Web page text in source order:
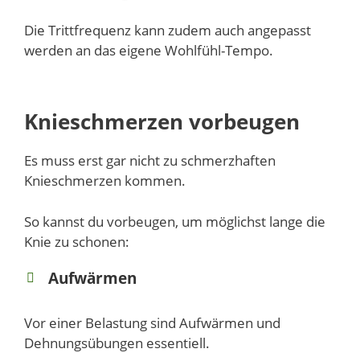
Die Trittfrequenz kann zudem auch angepasst
werden an das eigene Wohlfühl-Tempo.
Knieschmerzen vorbeugen
Es muss erst gar nicht zu schmerzhaften
Knieschmerzen kommen.
So kannst du vorbeugen, um möglichst lange die
Knie zu schonen:
Aufwärmen
Vor einer Belastung sind Aufwärmen und
Dehnungsübungen essentiell.